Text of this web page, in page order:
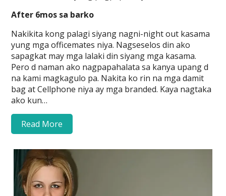
After 6mos sa barko
Nakikita kong palagi siyang nagni-night out kasama
yung mga officemates niya. Nagseselos din ako
sapagkat may mga lalaki din siyang mga kasama.
Pero d naman ako nagpapahalata sa kanya upang d
na kami magkagulo pa. Nakita ko rin na mga damit
bag at Cellphone niya ay mga branded. Kaya nagtaka
ako kun…
Read More